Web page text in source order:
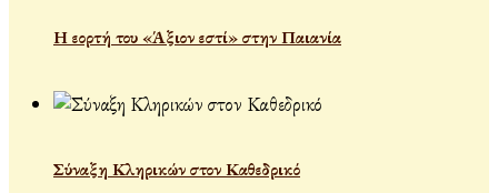
Η εορτή του «Άξιον εστί» στην Παιανία
Σύναξη Κληρικών στον Καθεδρικό